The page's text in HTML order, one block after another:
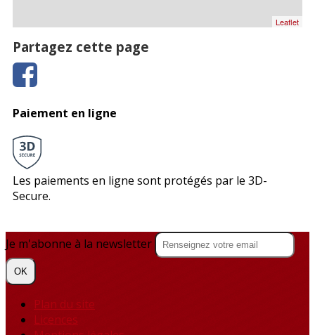
Leaflet
Partagez cette page
Paiement en ligne
Les paiements en ligne sont protégés par le 3D-
Secure.
Je m'abonne à la newsletter
OK
Plan du site
Licences